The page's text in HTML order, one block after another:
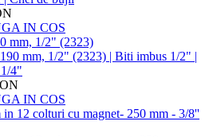
IN COS
mm, 1/2" (2323)
IN COS
12 colturi cu magnet- 250 mm - 3/8''